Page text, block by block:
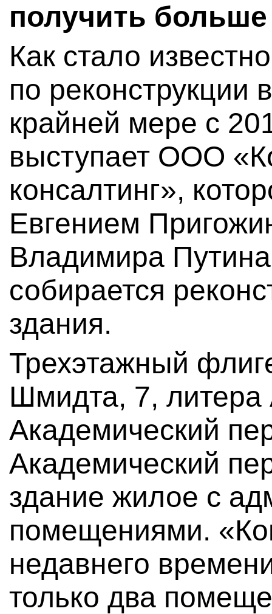
получить
Как стало
по
крайней мере с
выступает ООО
консалтинг»,
Евгением
Владимира
собирается
здания.
Трехэтажный
Шмидта, 7, литера
Академический
Академический
здание жилое с
помещениями.
недавнего
только два